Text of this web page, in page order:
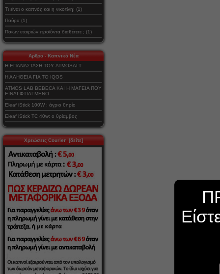
Τι είναι ο καπνός και η νικοτίνη; (1)
Πούρα (1)
Ποιων εταιριών προϊόντα διαθέτετε ; (1)
Αρθρα - Καπνικά Νέα
Η ΕΠΑΝΑΣΤΑΣΗ ΤΟΥ ATMOSALT
Η ΑΛΗΘΕΙΑ ΓΙΑ ΤΟ IQOS
ATMOS LAB BEBECA ΚΑΙ Η ΜΑΓΕΙΑ ΠΟΥ
ΕΙΝΑΙ ΦΤΙΑΓΜΕΝΟ
Eleaf iStick 100W : άγριο θηρίο
Eleaf iStick TC 40w: ο θρίαμβος
Χρεώσεις Courier [δείτε]